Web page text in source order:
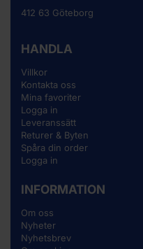
412 63 Göteborg
HANDLA
Villkor
Kontakta oss
Mina favoriter
Logga in
Leveranssätt
Returer & Byten
Spåra din order
Logga in
INFORMATION
Om oss
Nyheter
Nyhetsbrev